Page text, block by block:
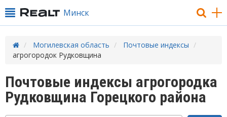
Минск
Могилевская область
Почтовые индексы
агрогородок Рудковщина
Почтовые индексы агрогородка
Рудковщина Горецкого района